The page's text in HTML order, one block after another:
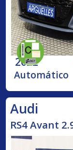
2022
Automático
Audi
RS4 Avant